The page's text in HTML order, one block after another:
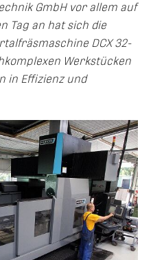
GmbH vor allem auf
Tag an hat sich die
DCX 32-
Werkstücken
in Effizienz und